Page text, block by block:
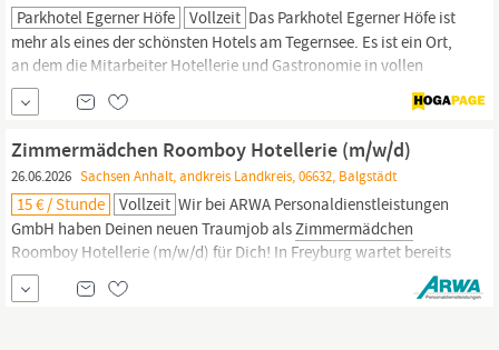
Parkhotel Egerner Höfe Vollzeit Das Parkhotel Egerner Höfe ist
mehr als eines der schönsten Hotels am Tegernsee. Es ist ein Ort,
an dem die Mitarbeiter Hotellerie und Gastronomie in vollen
Zügen leben. Arbeiten wo andere Urlaub machen:
Atemberaubende Natur von See bis Berg. Ein Ort an der
zeitgemäßen Architektur auf bayerischen Lebensstil trifft. Wir sind
persönlich, ehrlich und herzlich. Sollten Sie...
Zimmermädchen Roomboy Hotellerie (m/w/d)
26.06.2026 Sachsen Anhalt, andkreis Landkreis, 06632, Balgstädt
15 € / Stunde Vollzeit Wir bei ARWA Personaldienstleistungen
GmbH haben Deinen neuen Traumjob alsZimmermädchen
Roomboy Hotellerie (m/w/d) für Dich! In Freyburg wartet bereits
im Rahmen der Arbeitnehmerüberlassung Dein neues Team auf
Dich! Unser Kunde aus dem Bereich Gastronomie & Hotellerie